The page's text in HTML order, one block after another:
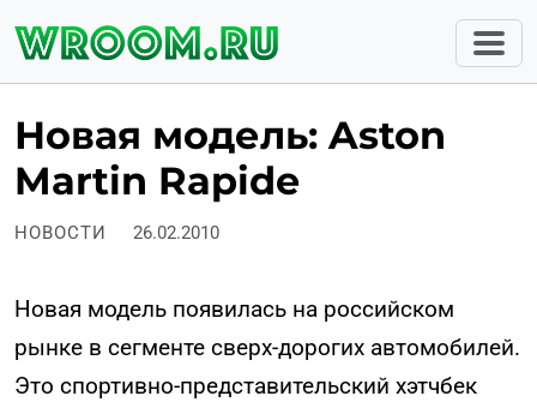
Новая модель: Aston
Martin Rapide
НОВОСТИ 26.02.2010
Новая модель появилась на российском
рынке в сегменте сверх-дорогих автомобилей.
Это спортивно-представительский хэтчбек